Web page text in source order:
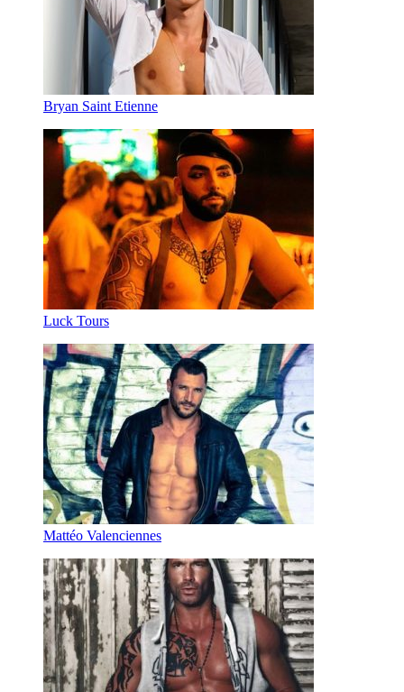
Bryan Saint Etienne
Luck Tours
Mattéo Valenciennes